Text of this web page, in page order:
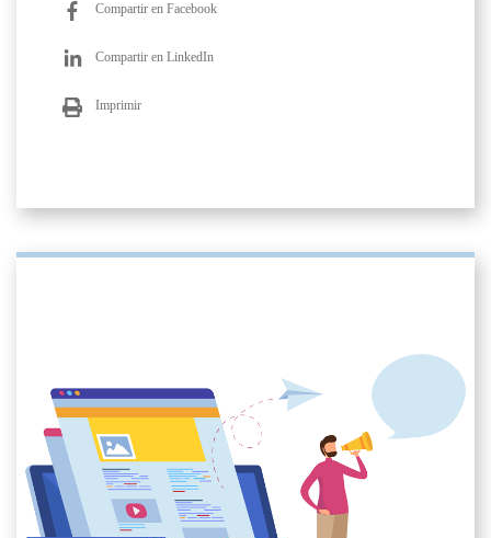
Compartir en Facebook
Compartir en LinkedIn
Imprimir